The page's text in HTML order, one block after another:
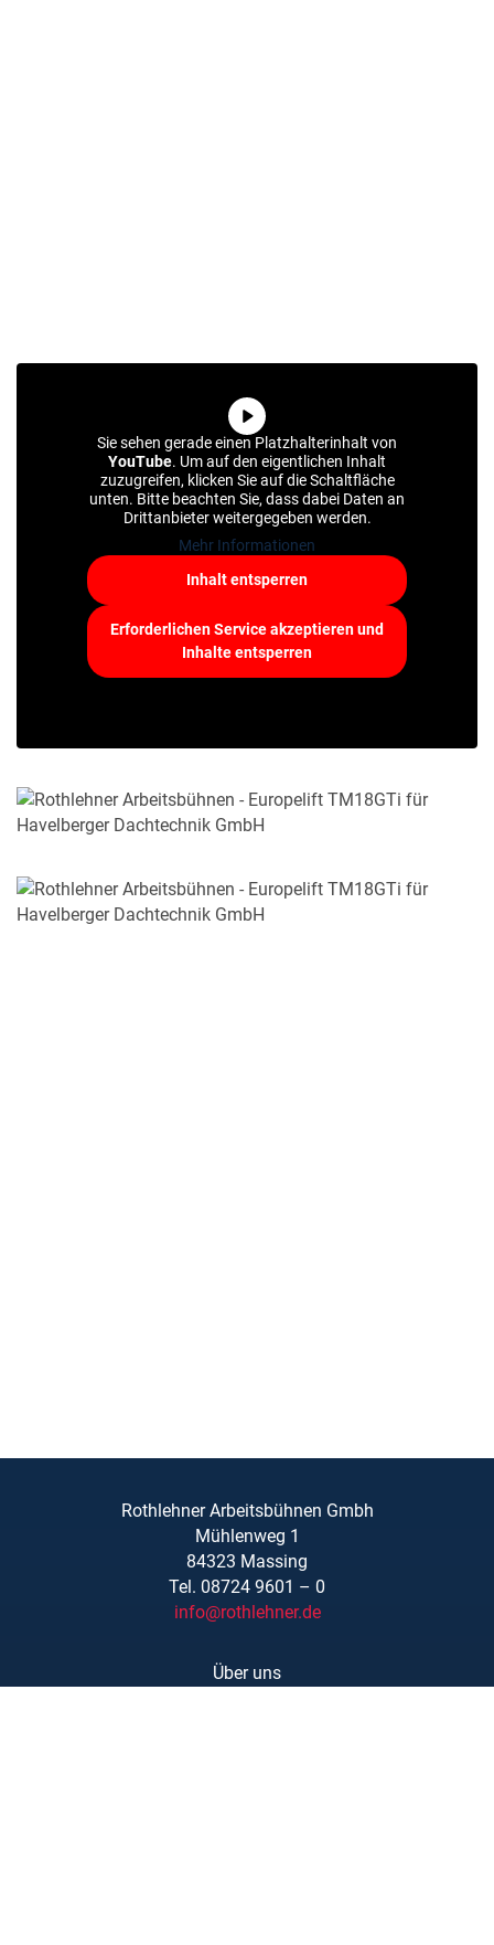
Sie sehen gerade einen Platzhalterinhalt von
YouTube. Um auf den eigentlichen Inhalt
zuzugreifen, klicken Sie auf die Schaltfläche
unten. Bitte beachten Sie, dass dabei Daten an
Drittanbieter weitergegeben werden.
Mehr Informationen
Inhalt entsperren
Erforderlichen Service akzeptieren und
Inhalte entsperren
Rothlehner Arbeitsbühnen Gmbh
Mühlenweg 1
84323 Massing
Tel. 08724 9601 – 0
info@rothlehner.de
Über uns